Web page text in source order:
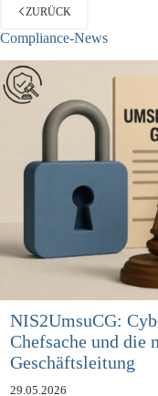
ZURÜCK
Compliance-News
NIS2UmsuCG:
Chefsache und die
Geschäftsleitung